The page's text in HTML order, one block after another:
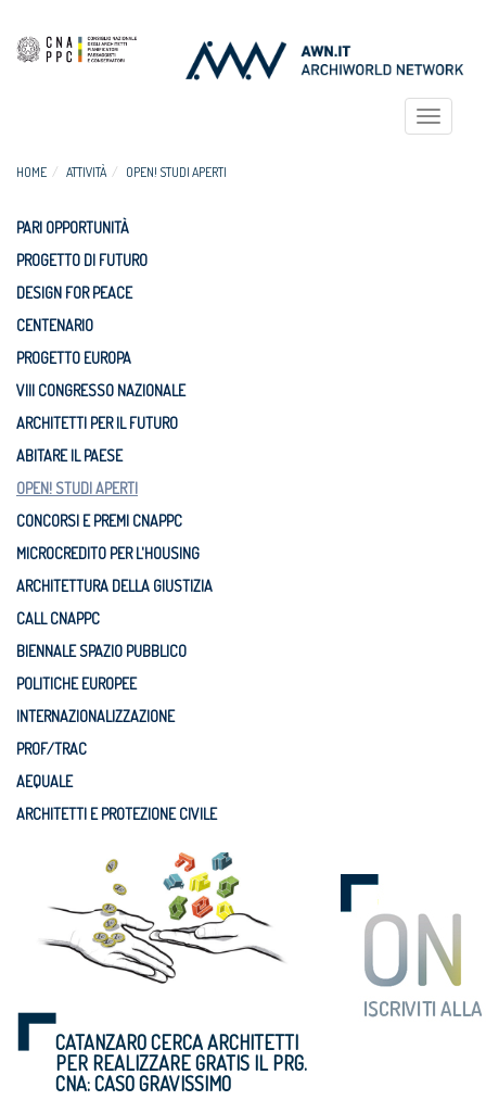
Toggle
HOME ATTIVITÀ OPEN! STUDI APERTI
PARI OPPORTUNITÀ
PROGETTO DI FUTURO
DESIGN FOR PEACE
CENTENARIO
PROGETTO EUROPA
VIII CONGRESSO NAZIONALE
ARCHITETTI PER IL FUTURO
ABITARE IL PAESE
OPEN! STUDI APERTI
CONCORSI E PREMI CNAPPC
MICROCREDITO PER L'HOUSING
ARCHITETTURA DELLA GIUSTIZIA
CALL CNAPPC
BIENNALE SPAZIO PUBBLICO
POLITICHE EUROPEE
INTERNAZIONALIZZAZIONE
PROF/TRAC
AEQUALE
ARCHITETTI E PROTEZIONE CIVILE
CATANZARO CERCA ARCHITETTI
PER REALIZZARE GRATIS IL PRG.
CNA: CASO GRAVISSIMO